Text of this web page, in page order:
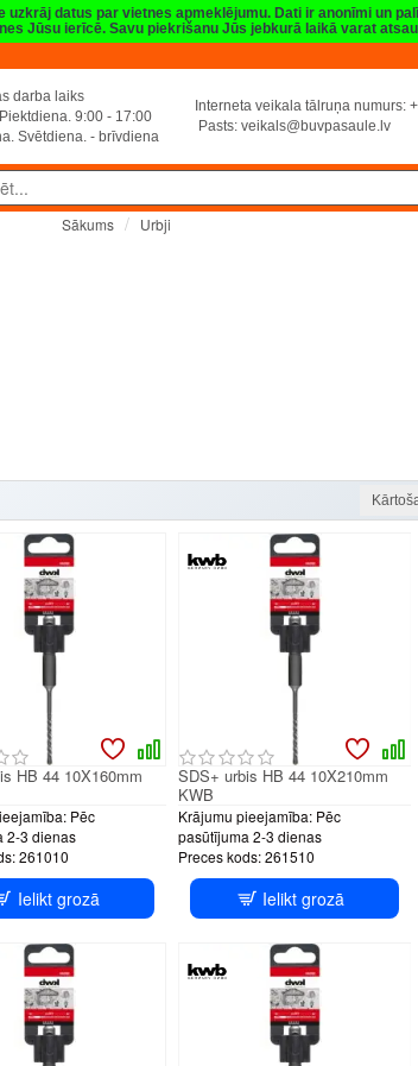
datus par vietnes apmeklējumu. Dati ir anonīmi un
Jūsu ierīcē. Savu piekrišanu Jūs jebkurā laikā varat
darba laiks
9:00 - 17:00
Svētdiena. - brīvdiena
Interneta veikala tālruņa numurs:
Pasts: veikals@buvpasaule.lv
Sākums Urbji
Pēc
2-3 dienas
261010
HB 44 10X160mm
Ielikt grozā
Krājumu pieejamība: Pēc
pasūtījuma 2-3 dienas
Preces kods: 261510
SDS+ urbis HB 44 10X210mm
KWB
Ielikt grozā